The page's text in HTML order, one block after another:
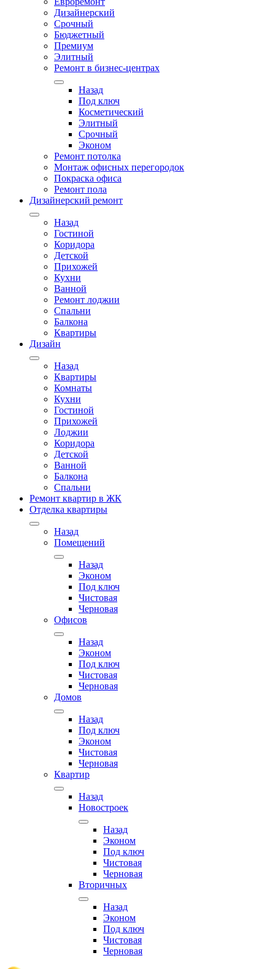
Дизайнерский
Срочный
Бюджетный
Премиум
Элитный
Ремонт в бизнес-центрах
Назад
Под ключ
Косметический
Элитный
Срочный
Эконом
Ремонт потолка
Монтаж офисных перегородок
Покраска офиса
Ремонт пола
Дизайнерский ремонт
Назад
Гостиной
Коридора
Детской
Прихожей
Кухни
Ванной
Ремонт лоджии
Спальни
Балкона
Квартиры
Дизайн
Назад
Квартиры
Комнаты
Кухни
Гостиной
Прихожей
Лоджии
Коридора
Детской
Ванной
Балкона
Спальни
Ремонт квартир в ЖК
Отделка квартиры
Назад
Помещений
Назад
Эконом
Под ключ
Чистовая
Черновая
Офисов
Назад
Эконом
Под ключ
Чистовая
Черновая
Домов
Назад
Под ключ
Эконом
Чистовая
Черновая
Квартир
Назад
Новостроек
Назад
Эконом
Под ключ
Чистовая
Черновая
Вторичных
Назад
Эконом
Под ключ
Чистовая
Черновая